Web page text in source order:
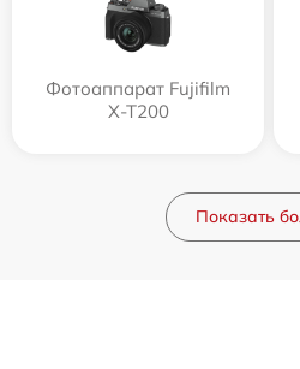
Фотоаппарат Fujifilm
X-T200
Показать